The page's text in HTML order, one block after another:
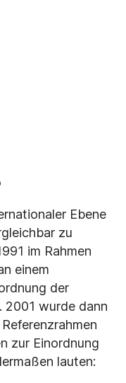
Ebene
zu
im Rahmen
einem
der
2001 wurde dann
zur Einordnung
lauten: